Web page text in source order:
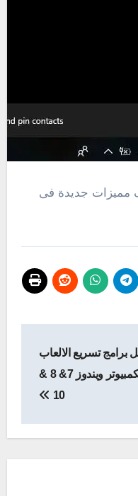
مميزات جديدة فى
برامج تسريع الالعاب
للكمبيوتر ويندوز 7& 8 &
10